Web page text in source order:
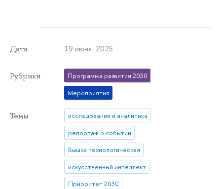
Дата 19 июня 2025
Рубрики
Программа развития 2030
Мероприятия
Темы
исследования и аналитика
репортаж о событии
Вышка технологическая
искусственный интеллект
Приоритет 2030